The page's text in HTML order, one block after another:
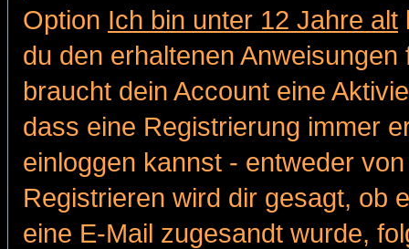
Option Ich bin unter 12 Jahre alt
du den erhaltenen
braucht dein Account eine
dass eine Registrierung immer
einloggen kannst - entweder
Registrieren wird dir gesagt, ob
eine E-Mail zugesandt wurde,